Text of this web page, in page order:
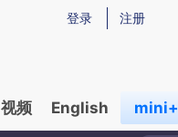
登录 注册
视频 English mini+